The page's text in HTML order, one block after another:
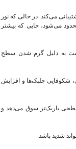
از کل موجودات دریایی را پشتیبانی می‌کند. در حالی که نور
به آب‌های اقیانوس نفوذ کند، اما معمولاً به ۲۰۰ متر بالا محدود می‌شود، جایی که بیشتر
است به دلیل گرم شدن سطح
شکوفایی جلبک‌ها و افزایش
باریک‌تر سوق می‌دهد و
شدید باشد.